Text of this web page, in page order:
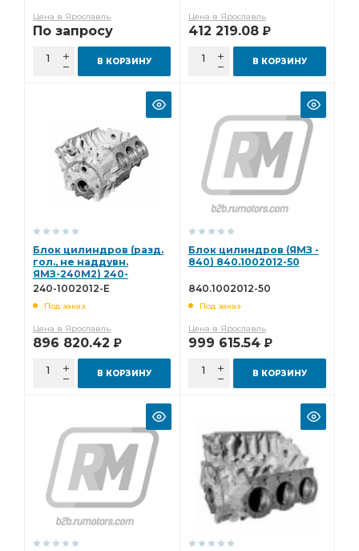
Цена в Ярославль
По запросу
В КОРЗИНУ
Цена в Ярославль
412 219.08 Р
В КОРЗИНУ
Блок цилиндров (разд.
гол., не наддувн.
ЯМЗ-240М2) 240-
1002012-Е
240-1002012-Е
Под заказ
Цена в Ярославль
896 820.42 Р
В КОРЗИНУ
Блок цилиндров (ЯМЗ -
840) 840.1002012-50
840.1002012-50
Под заказ
Цена в Ярославль
999 615.54 Р
В КОРЗИНУ